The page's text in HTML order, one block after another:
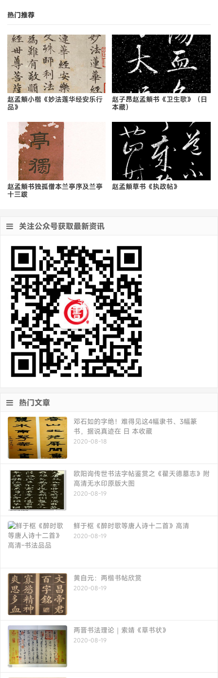
热门推荐
赵孟頫小楷《妙法莲华经安乐行
品》
赵子昂赵孟頫书《卫生歌》（日
本藏）
赵孟頫书独孤僧本兰亭序及兰亭
十三跋
赵孟頫草书《执政帖》
关注公众号获取最新资讯
热门文章
邓石如的字绝！难得见这4幅隶书、3幅篆
书，据说真迹在 日 本收藏
2020-08-18
欧阳询传世书法字帖鉴赏之《翟天德墓志》附
高清无水印原版大图
2020-08-19
鲜于枢《醉时歌等唐人诗十二首》高清
2020-08-19
黄自元：两楷书帖欣赏
2020-08-19
两晋书法理论｜索靖《草书状》
2020-08-19